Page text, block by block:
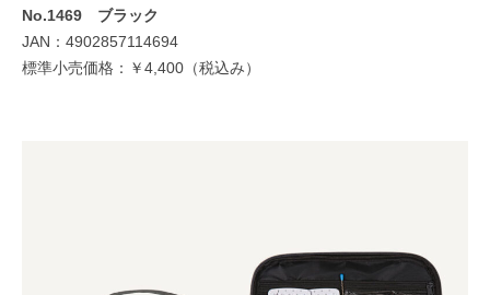
No.1469 ブラック
JAN：4902857114694
標準小売価格：￥4,400（税込み）